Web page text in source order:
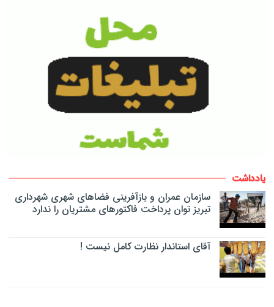
یادداشت
سازمان عمران و بازآفرینی فضاهای شهری شهرداری
تبریز توان پرداخت فاکتورهای مشتریان را ندارد
آقای استاندار نظارت کامل نیست !